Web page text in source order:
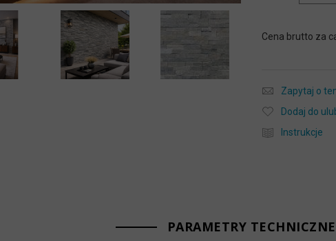
Cena brutto za
Zapytaj o
Dodaj do
Instrukcje
PARAMETRY TECHNICZNE